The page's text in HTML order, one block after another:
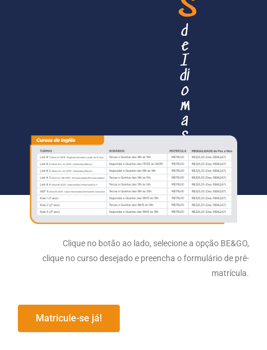
d
e
I
di
o
m
a
s
Clique no botão ao lado, selecione a opção BE&GO,
clique no curso desejado e preencha o formulário de pré-
matrícula.
Matricule-se já!